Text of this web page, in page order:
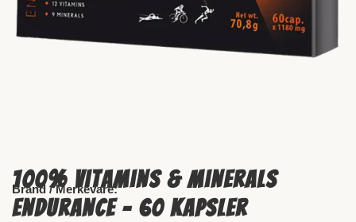
Brand / Merkevare:
100% Vitamins & Minerals
Endurance – 60 kapsler